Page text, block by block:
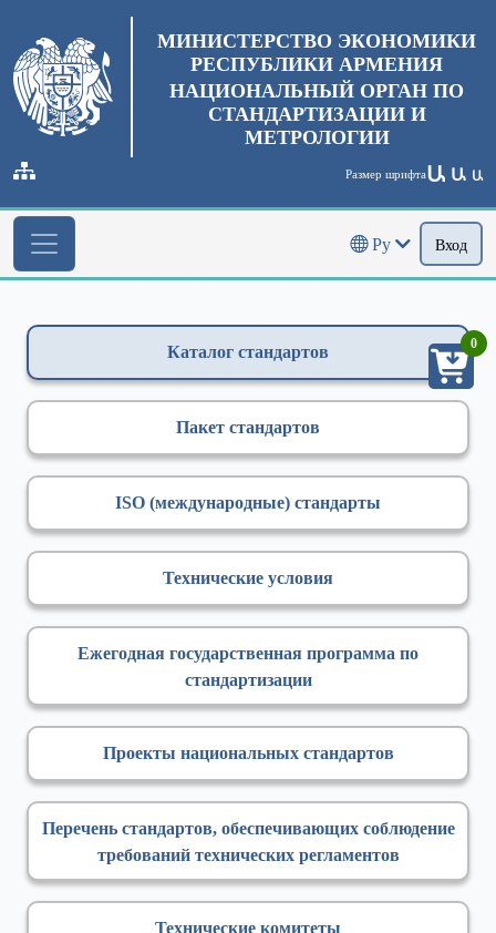
МИНИСТЕРСТВО ЭКОНОМИКИ
РЕСПУБЛИКИ АРМЕНИЯ
НАЦИОНАЛЬНЫЙ ОРГАН ПО
СТАНДАРТИЗАЦИИ И
МЕТРОЛОГИИ
Размер шрифтаԱ Ա Ա
Ру Вход
Каталог стандартов
Пакет стандартов
ISO (международные) стандарты
Технические условия
Ежегодная государственная программа по
стандартизации
Проекты национальных стандартов
Перечень стандартов, обеспечивающих соблюдение
требований технических регламентов
Технические комитеты
0